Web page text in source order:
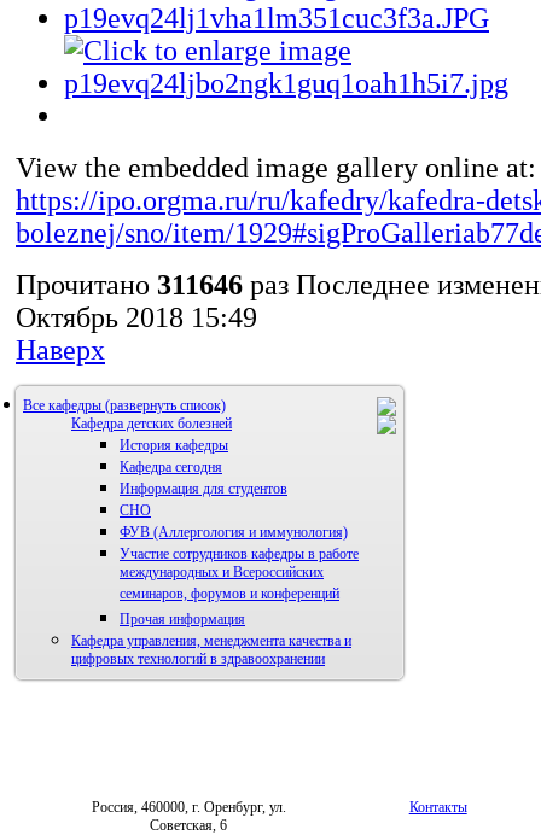
View the embedded image gallery online at:
https://ipo.orgma.ru/ru/kafedry/kafedra-
boleznej/sno/item/
Прочитано 311646 раз Последнее
Октябрь 2018 15:49
Наверх
Все кафедры
Кафедра детских болезней
История кафедры
Кафедра сегодня
Информация для студентов
СНО
ФУВ (Аллергология и иммунология)
Участие сотрудников кафедры в работе
международных и Всероссийских
семинаров, форумов и конференций
Прочая информация
Кафедра управления, менеджмента качества и
цифровых технологий в здравоохранении
Россия, 460000, г. Оренбург, ул.
Советская, 6
Контакты